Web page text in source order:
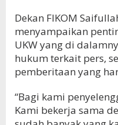
Dekan FIKOM
menyampaikan
UKW yang di
hukum terkait pers,
pemberitaan yang
“Bagi kami
Kami bekerja sama